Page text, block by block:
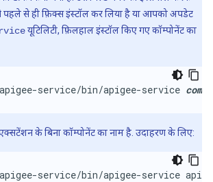
से ही फ़िक्स इंस्टॉल कर लिया है या आपको अपडेट
यूटिलिटी, फ़िलहाल इंस्टॉल किए गए कॉम्पोनेंट का
service/bin/apigee-service comp
के बिना कॉम्पोनेंट का नाम है. उदाहरण के लिए:
service/bin/apigee-service